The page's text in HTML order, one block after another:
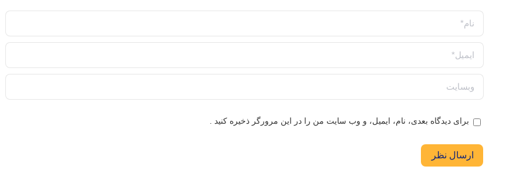
نام *
ایمیل *
وبسایت
برای دیدگاه بعدی، نام، ایمیل، و وب سایت من را در این مرورگر ذخیره کنید .
ارسال نظر